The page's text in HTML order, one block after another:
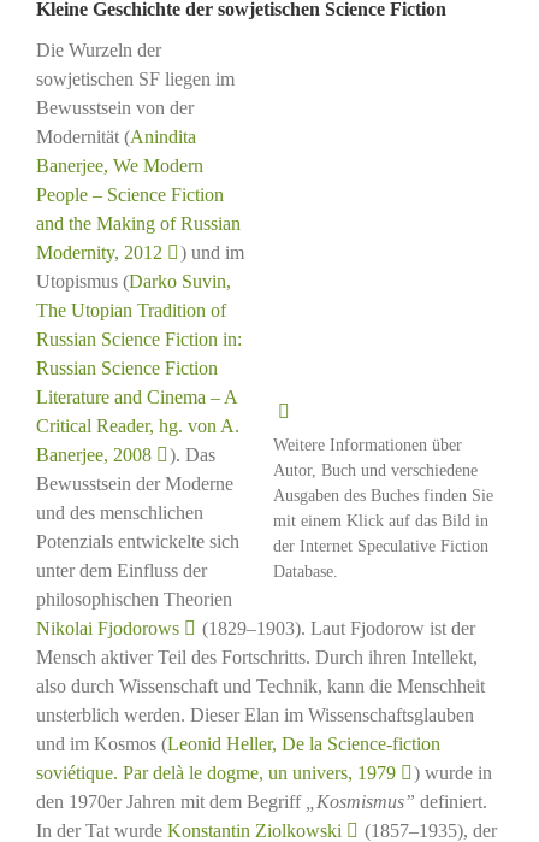
Kleine Geschichte der sowjetischen Science Fiction
Weitere Informationen über
Autor, Buch und verschiedene
Ausgaben des Buches finden Sie
mit einem Klick auf das Bild in
der Internet Speculative Fiction
Database.
Die Wurzeln der
sowjetischen SF liegen im
Bewusstsein von der
Modernität (Anindita
Banerjee, We Modern
People – Science Fiction
and the Making of Russian
Modernity, 2012
) und im
Utopismus (Darko Suvin,
The Utopian Tradition of
Russian Science Fiction in:
Russian Science Fiction
Literature and Cinema – A
Critical Reader, hg. von A.
Banerjee, 2008
). Das
Bewusstsein der Moderne
und des menschlichen
Potenzials entwickelte sich
unter dem Einfluss der
philosophischen Theorien
Nikolai Fjodorows
(1829–1903). Laut Fjodorow ist der
Mensch aktiver Teil des Fortschritts. Durch ihren Intellekt,
also durch Wissenschaft und Technik, kann die Menschheit
unsterblich werden. Dieser Elan im Wissenschaftsglauben
und im Kosmos (Leonid Heller, De la Science-fiction
soviétique. Par delà le dogme, un univers, 1979
) wurde in
den 1970er Jahren mit dem Begriff
„Kosmismus” definiert.
In der Tat wurde Konstantin Ziolkowski
(1857–1935), der